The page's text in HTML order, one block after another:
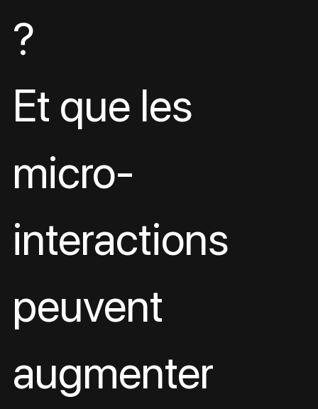
?
Et que les
micro-
interactions
peuvent
augmenter